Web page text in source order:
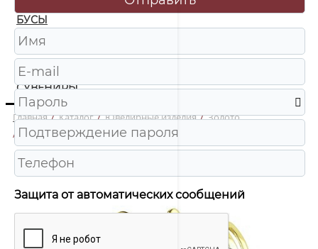
БУСЫ
ЧАСЫ
ШКАТУЛКИ
СУВЕНИРЫ
Главная / Каталог / Ювелирные изделия / Золото
/
с4678л Серьги Au 585
Защита от автоматических сообщений